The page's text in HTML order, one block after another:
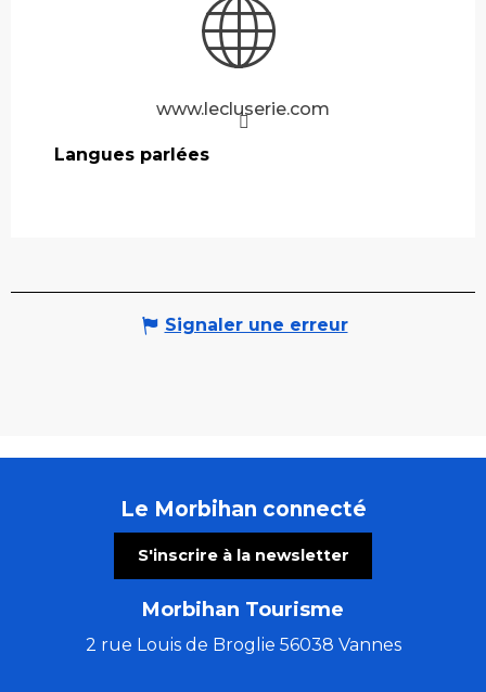
www.lecluserie.com
Langues parlées
Langues parlées
Signaler une erreur
Le Morbihan connecté
S'inscrire à la newsletter
Morbihan Tourisme
2 rue Louis de Broglie 56038 Vannes